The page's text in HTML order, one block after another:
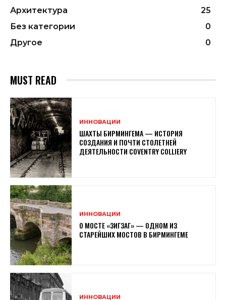
Архитектура
25
Без категории
0
Другое
0
MUST READ
ИННОВАЦИИ
ШАХТЫ БИРМИНГЕМА — ИСТОРИЯ
СОЗДАНИЯ И ПОЧТИ СТОЛЕТНЕЙ
ДЕЯТЕЛЬНОСТИ COVENTRY COLLIERY
ИННОВАЦИИ
О МОСТЕ «ЗИГЗАГ» — ОДНОМ ИЗ
СТАРЕЙШИХ МОСТОВ В БИРМИНГЕМЕ
ИННОВАЦИИ